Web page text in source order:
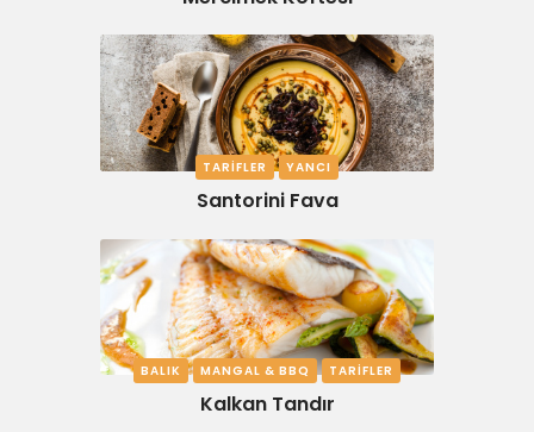
TARIFLER YANCI
Santorini Fava
BALIK MANGAL & BBQ TARIFLER
Kalkan Tandır